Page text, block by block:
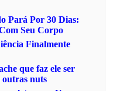
Pará Por 30 Dias:
Seu Corpo
Finalmente
que faz ele ser
outras nuts